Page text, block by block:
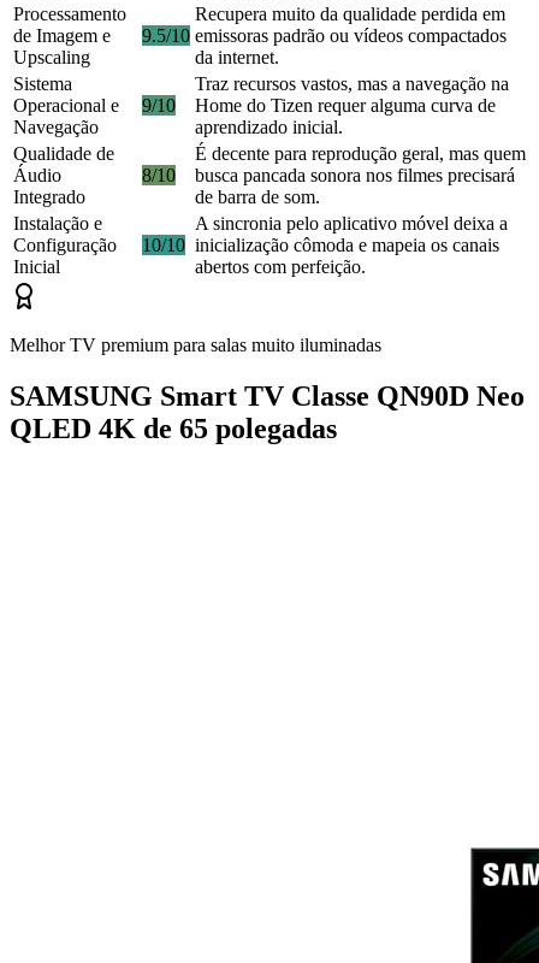
Processamento
de Imagem e
Upscaling
9.5/10
Recupera muito da qualidade perdida em
emissoras padrão ou vídeos compactados
da internet.
Sistema
Operacional e
Navegação
9/10
Traz recursos vastos, mas a navegação na
Home do Tizen requer alguma curva de
aprendizado inicial.
Qualidade de
Áudio
Integrado
8/10
É decente para reprodução geral, mas quem
busca pancada sonora nos filmes precisará
de barra de som.
Instalação e
Configuração
Inicial
10/10
A sincronia pelo aplicativo móvel deixa a
inicialização cômoda e mapeia os canais
abertos com perfeição.
Melhor TV premium para salas muito iluminadas
SAMSUNG Smart TV Classe QN90D Neo
QLED 4K de 65 polegadas